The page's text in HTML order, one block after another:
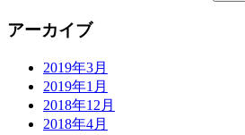
アーカイブ
2019年3月
2019年1月
2018年12月
2018年4月